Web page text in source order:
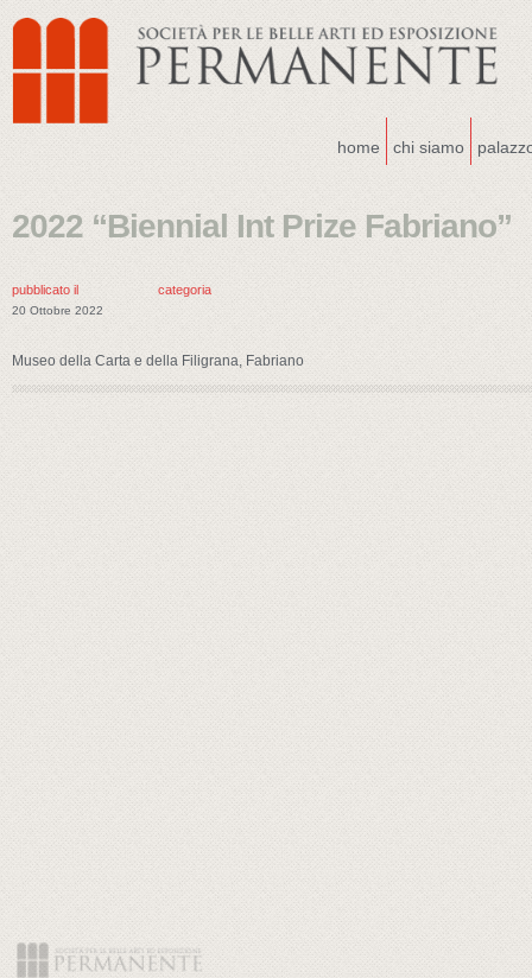
home chi siamo
2022 “Biennial Int Prize Fabriano”
pubblicato il
20 Ottobre 2022
categoria
Museo della Carta e della Filigrana, Fabriano